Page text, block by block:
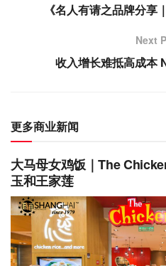
《名人有请之品牌分享
Next
收入增长难抵高成本
更多商业新闻
大马母女鸡饭｜The
玉和王家莲